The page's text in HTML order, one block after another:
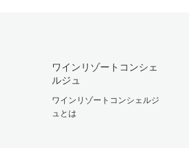
ワインリゾートコンシェ
ルジュ
ワインリゾートコンシェルジ
ュとは